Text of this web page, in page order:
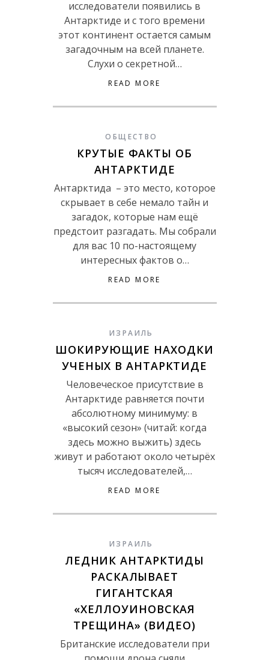
исследователи появились в
Антарктиде и с того времени
этот континент остается самым
загадочным на всей планете.
Слухи о секретной…
READ MORE
ОБЩЕСТВО
КРУТЫЕ ФАКТЫ ОБ
АНТАРКТИДЕ
Антарктида – это место, которое
скрывает в себе немало тайн и
загадок, которые нам ещё
предстоит разгадать. Мы собрали
для вас 10 по-настоящему
интересных фактов о…
READ MORE
ИЗРАИЛЬ
ШОКИРУЮЩИЕ НАХОДКИ
УЧЕНЫХ В АНТАРКТИДЕ
Человеческое присутствие в
Антарктиде равняется почти
абсолютному минимуму: в
«высокий сезон» (читай: когда
здесь можно выжить) здесь
живут и работают около четырёх
тысяч исследователей,…
READ MORE
ИЗРАИЛЬ
ЛЕДНИК АНТАРКТИДЫ
РАСКАЛЫВАЕТ
ГИГАНТСКАЯ
«ХЕЛЛОУИНОВСКАЯ
ТРЕЩИНА» (ВИДЕО)
Британские исследователи при